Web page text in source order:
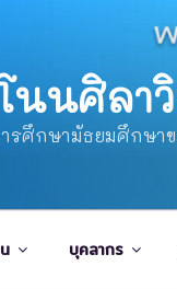
นนศิลา
รศึกษามัธยมศึกษา
บุคลากร